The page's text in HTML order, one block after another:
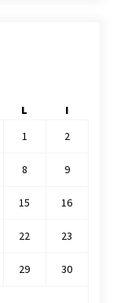
L
I
1
2
8 9
15 16
22 23
29 30